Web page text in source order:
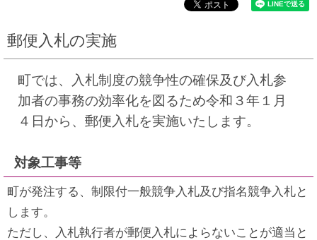
郵便入札の実施
町では、入札制度の競争性の確保及び入札参
加者の事務の効率化を図るため令和３年１月
４日から、郵便入札を実施いたします。
対象工事等
町が発注する、制限付一般競争入札及び指名競争入札と
します。
ただし、入札執行者が郵便入札によらないことが適当と